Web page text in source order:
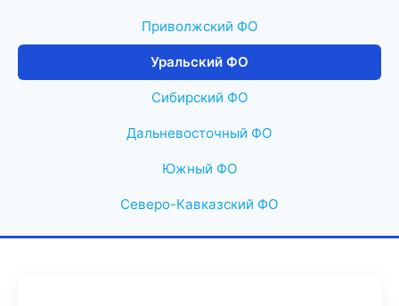
Приволжский ФО
Уральский ФО
Сибирский ФО
Дальневосточный ФО
Южный ФО
Северо-Кавказский ФО